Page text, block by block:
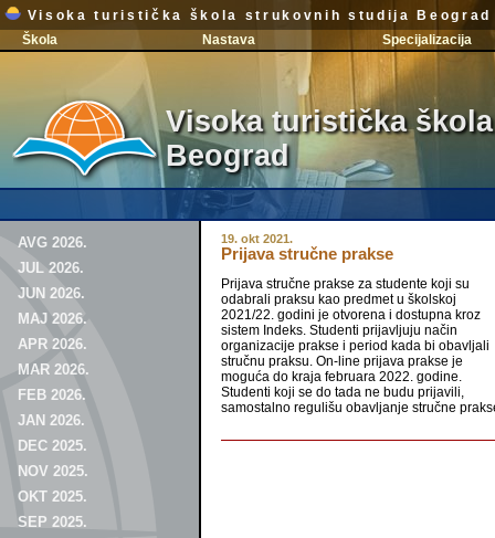
Visoka turistička škola strukovnih studija Beograd
Škola
Nastava Specijalizacija
Visoka turistička
Beograd
AVG 2026.
JUL 2026.
JUN 2026.
MAJ 2026.
APR 2026.
MAR 2026.
FEB 2026.
JAN 2026.
DEC 2025.
NOV 2025.
OKT 2025.
SEP 2025.
19. okt 2021.
Prijava stručne prakse
Prijava stručne prakse za studente koji su
odabrali praksu kao predmet u školskoj
2021/22. godini je otvorena i dostupna kroz
sistem Indeks. Studenti prijavljuju način
organizacije prakse i period kada bi obavljali
stručnu praksu. On-line prijava prakse je
moguća do kraja februara 2022. godine.
Studenti koji se do tada ne budu prijavili,
samostalno regulišu obavljanje stručne